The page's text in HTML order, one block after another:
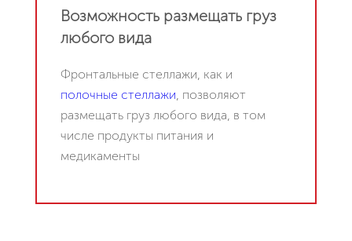
Возможность размещать груз
любого вида
Фронтальные стеллажи, как и
полочные стеллажи, позволяют
размещать груз любого вида, в том
числе продукты питания и
медикаменты